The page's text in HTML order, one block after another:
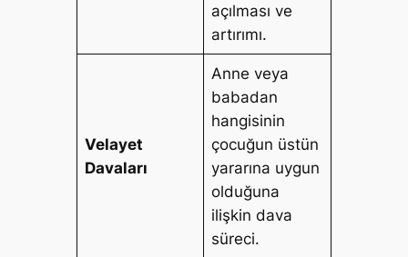
açılması ve
artırımı.
Velayet
Davaları
Anne veya
babadan
hangisinin
çocuğun üstün
yararına uygun
olduğuna
ilişkin dava
süreci.